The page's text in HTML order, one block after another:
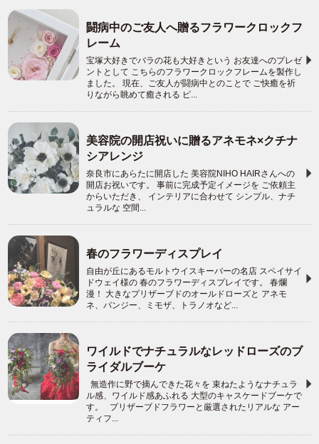
闘病中のご友人へ贈るフラワークロックフ
レーム
宝塚大好きでバラの花も大好きという お友達へのプレゼ
ントとして こちらのフラワークロックフレームを製作し
ました。 現在、ご友人が闘病中とのことで ご快癒を祈
りながら眺めて癒される ピ...
美容院の開店祝いに贈るアネモネ×クチナ
シアレンジ
奈良市にあらたに開店した 美容院NIHO HAIRさんへの
開店お祝いです。 事前に完成予定イメージを ご依頼主
からいただき、 インテリアに合わせて シンプル、ナチ
ュラルな 空間...
春のフラワーディスプレイ
自由が丘にあるモルトウイスキーバーの名店 スペイサイ
ドウェイ様の 春のフラワーディスプレイです。 春爛
漫！ 大きなプリザーブドのオールドローズと アネモ
ネ、パンジー、ミモザ、トラノオなど...
ワイルドでナチュラルなレッドローズのブ
ライダルブーケ
無造作に野で摘んできた花々を 束ねたようなナチュラ
ル感、ワイルド感あふれる 大型のキャスケードブーケで
す。 プリザーブドフラワーと厳選されたリアルな アー
ティフ...